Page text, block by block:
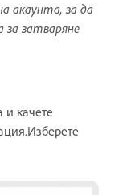
акаунта, за да
за затваряне
и качете